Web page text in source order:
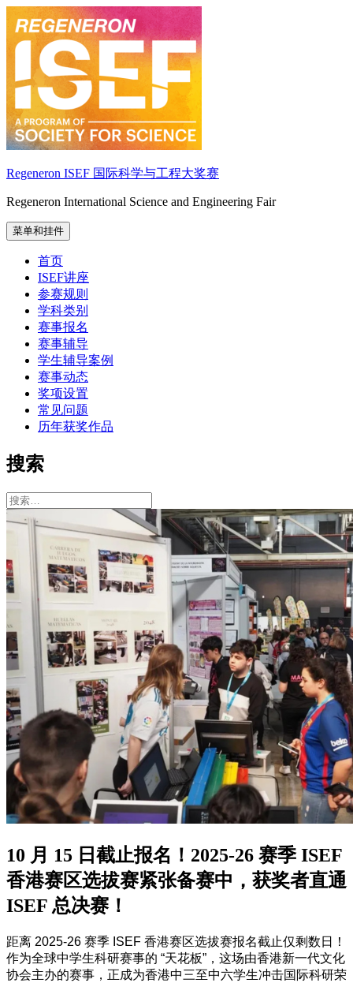
至
内
Regeneron ISEF 国际科学与工程大奖赛
Regeneron International Science and Engineering Fair
菜单和挂件
首页
ISEF讲座
参赛规则
学科类别
赛事报名
赛事辅导
学生辅导案例
赛事动态
奖项设置
常见问题
历年获奖作品
搜索
搜
索：
10 月 15 日截止报名！2025-26 赛季 ISEF
香港赛区选拔赛紧张备赛中，获奖者直通
ISEF 总决赛！
距离 2025-26 赛季 ISEF 香港赛区选拔赛报名截止仅剩数日！
作为全球中学生科研赛事的 “天花板”，这场由香港新一代文化
协会主办的赛事，正成为香港中三至中六学生冲击国际科研荣